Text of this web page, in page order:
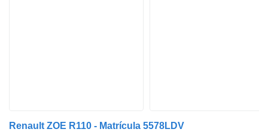
Renault ZOE R110 - Matrícula 5578LDV